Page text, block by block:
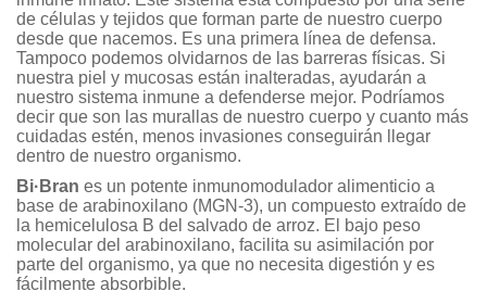
de células y tejidos que forman parte de nuestro cuerpo
desde que nacemos. Es una primera línea de defensa.
Tampoco podemos olvidarnos de las barreras físicas. Si
nuestra piel y mucosas están inalteradas, ayudarán a
nuestro sistema inmune a defenderse mejor. Podríamos
decir que son las murallas de nuestro cuerpo y cuanto más
cuidadas estén, menos invasiones conseguirán llegar
dentro de nuestro organismo.
Bi·Bran es un potente inmunomodulador alimenticio a
base de arabinoxilano (MGN-3), un compuesto extraído de
la hemicelulosa B del salvado de arroz. El bajo peso
molecular del arabinoxilano, facilita su asimilación por
parte del organismo, ya que no necesita digestión y es
fácilmente absorbible.